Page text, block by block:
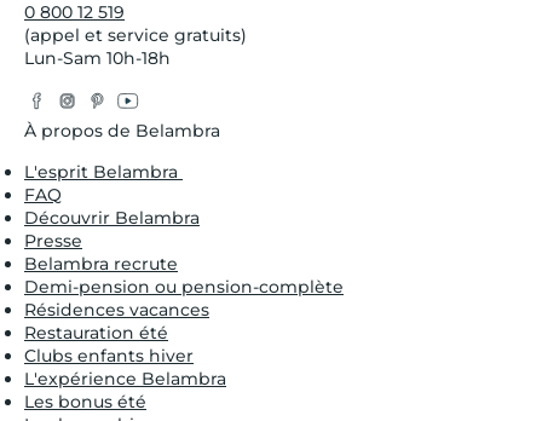
0 800 12 519
(appel et service gratuits)
Lun-Sam 10h-18h
Facebook
Instagram
Pinterest
YouTube
À propos de Belambra
L'esprit Belambra
FAQ
Découvrir Belambra
Presse
Belambra recrute
Demi-pension ou pension-complète
Résidences vacances
Restauration été
Clubs enfants hiver
L'expérience Belambra
Les bonus été